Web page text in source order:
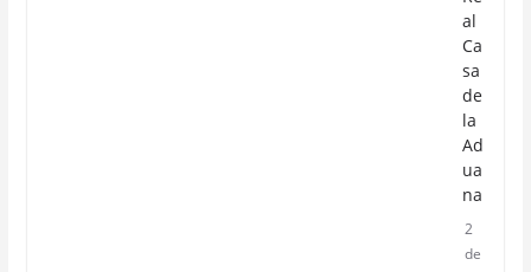
al
Ca
sa
de
la
Ad
ua
na
2
de